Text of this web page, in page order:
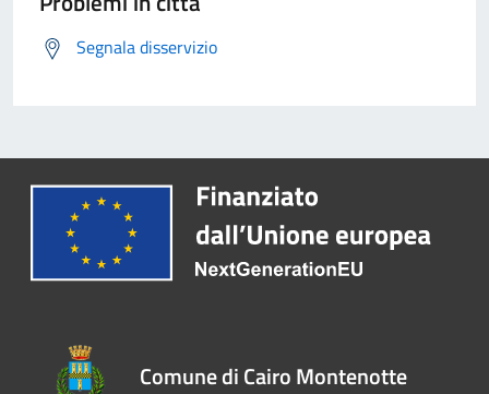
Segnala disservizio
Comune di Cairo Montenotte